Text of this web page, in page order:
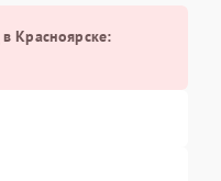
Красноярске: